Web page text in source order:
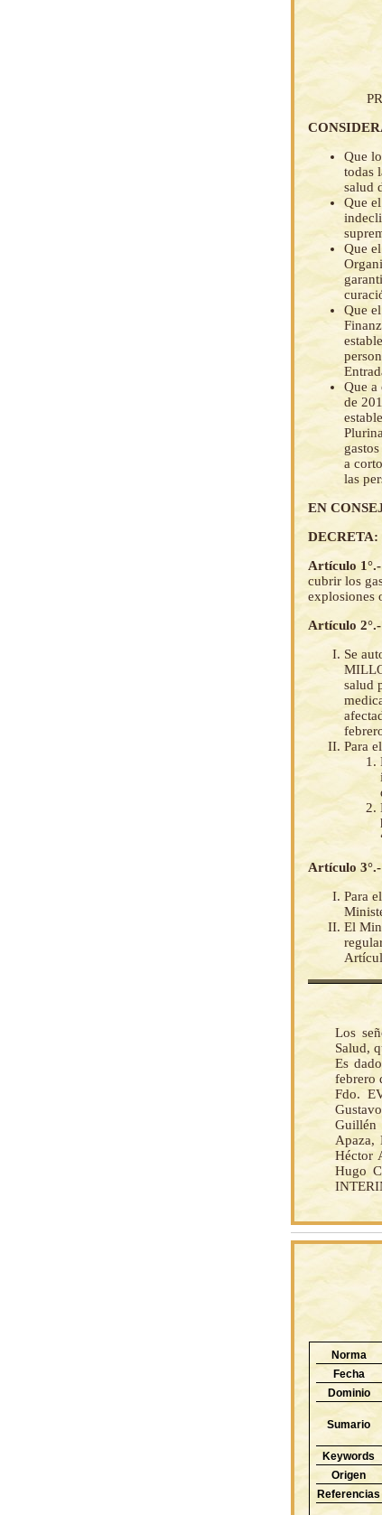
Que
todas
salud
Que
Que
Que el
Que a
de
a
las
EN
DECRETA:
Artículo
cubrir los
explosiones
Artículo
Se
salud
Para
Artículo
Para
El
Los
Salud,
Es
febrero
Fdo.
Guillén
Apaza,
Héctor
Hugo
Norma
Fecha
Dominio
Sumario
Keywords
Origen
Referencias